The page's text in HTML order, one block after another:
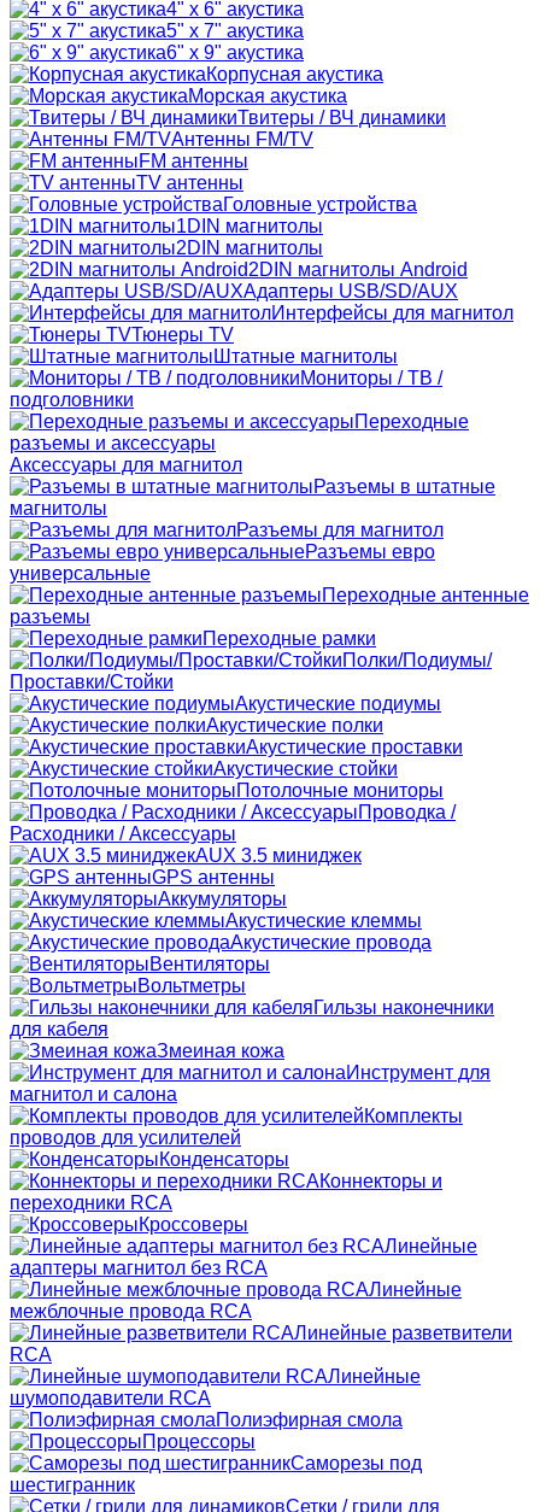
4" x 6" акустика
5" x 7" акустика
6" x 9" акустика
Корпусная акустика
Морская акустика
Твитеры / ВЧ динамики
Антенны FM/TV
FM антенны
TV антенны
Головные устройства
1DIN магнитолы
2DIN магнитолы
2DIN магнитолы Android
Адаптеры USB/SD/AUX
Интерфейсы для магнитол
Тюнеры TV
Штатные магнитолы
Мониторы / ТВ /
подголовники
Переходные
разъемы и аксессуары
Аксессуары для магнитол
Разъемы в штатные
магнитолы
Разъемы для магнитол
Разъемы евро
универсальные
Переходные антенные
разъемы
Переходные рамки
Полки/Подиумы/
Проставки/Стойки
Акустические подиумы
Акустические полки
Акустические проставки
Акустические стойки
Потолочные мониторы
Проводка /
Расходники / Аксессуары
AUX 3.5 миниджек
GPS антенны
Аккумуляторы
Акустические клеммы
Акустические провода
Вентиляторы
Вольтметры
Гильзы наконечники
для кабеля
Змеиная кожа
Инструмент для
магнитол и салона
Комплекты
проводов для усилителей
Конденсаторы
Коннекторы и
переходники RCA
Кроссоверы
Линейные
адаптеры магнитол без RCA
Линейные
межблочные провода RCA
Линейные разветвители
RCA
Линейные
шумоподавители RCA
Полиэфирная смола
Процессоры
Саморезы под
шестигранник
Сетки / грили для